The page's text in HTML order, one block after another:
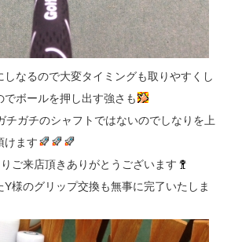
しなるので大変タイミングも取りやすくし
でボールを押し出す強さも
チガチのシャフトではないのでしなりを上
けます
ご来店頂きありがとうございます
様のグリップ交換も無事に完了いたしま